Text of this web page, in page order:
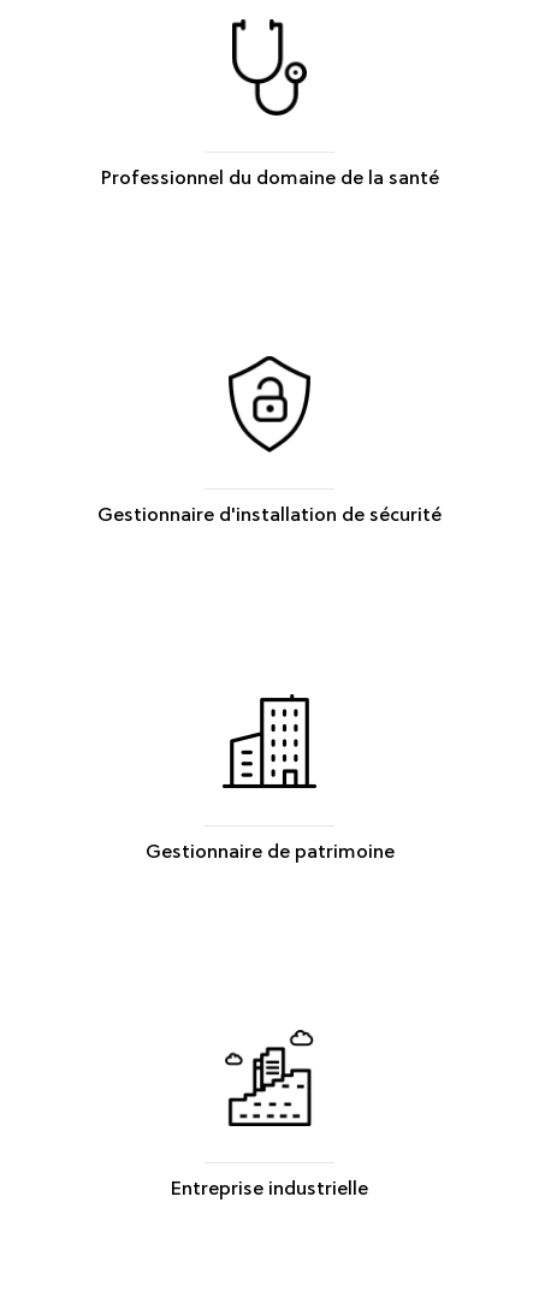
Professionnel du domaine de la santé
Gestionnaire d'installation de sécurité
Gestionnaire de patrimoine
Entreprise industrielle